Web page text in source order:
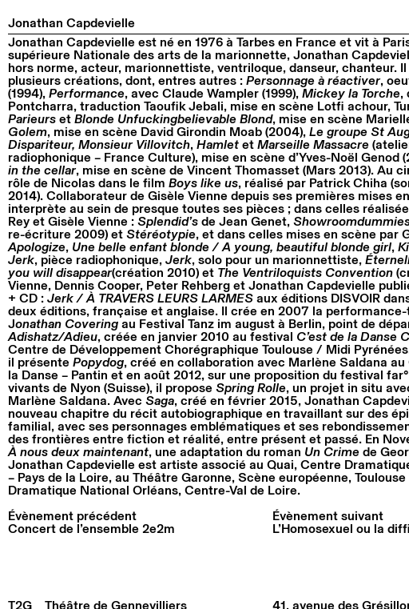
Jonathan Capdevielle
Jonathan Capdevielle est né en 1976 à Tarbes en France et vit à
supérieure Nationale des arts de la marionnette, Jonathan
hors norme, acteur, marionnettiste, ventriloque, danseur, chanteur.
plusieurs créations, dont, entres autres : Personnage à réactiver,
(1994), Performance, avec Claude Wampler (1999), Mickey la Torche,
Pontcharra, traduction Taoufik Jebali, mise en scène Lotfi achour,
Parieurs et Blonde Unfuckingbelievable Blond, mise en scène
Golem, mise en scène David Girondin Moab (2004), Le groupe St
Dispariteur, Monsieur Villovitch, Hamlet et Marseille Massacre
radiophonique – France Culture), mise en scène d’Yves-Noël Genod
in the cellar, mise en scène de Vincent Thomasset (Mars 2013). Au
rôle de Nicolas dans le film Boys like us, réalisé par Patrick Chiha
2014). Collaborateur de Gisèle Vienne depuis ses premières mises
interprète au sein de presque toutes ses pièces ; dans celles
Rey et Gisèle Vienne : Splendid’s de Jean Genet,
re-écriture 2009) et Stéréotypie, et dans celles mises en scène par
Apologize, Une belle enfant blonde / A young, beautiful blonde girl,
Jerk, pièce radiophonique, Jerk, solo pour un marionnettiste,
you will disappear(création 2010) et The Ventriloquists Convention
Vienne, Dennis Cooper, Peter Rehberg et Jonathan Capdevielle
+ CD : Jerk / À TRAVERS LEURS LARMES aux éditions DISVOIR
deux éditions, française et anglaise. Il crée en 2007 la
Jonathan Covering au Festival Tanz im august à Berlin, point de
Adishatz/Adieu, créée en janvier 2010 au festival C’est de la Danse
Centre de Développement Chorégraphique Toulouse / Midi
il présente Popydog, créé en collaboration avec Marlène Saldana
la Danse – Pantin et en août 2012, sur une proposition du festival
vivants de Nyon (Suisse), il propose Spring Rolle, un projet in situ
Marlène Saldana. Avec Saga, créé en février 2015, Jonathan
nouveau chapitre du récit autobiographique en travaillant sur des
familial, avec ses personnages emblématiques et ses
des frontières entre fiction et réalité, entre présent et passé. En
À nous deux maintenant, une adaptation du roman Un Crime de
Jonathan Capdevielle est artiste associé au Quai, Centre
– Pays de la Loire, au Théâtre Garonne, Scène européenne,
Dramatique National Orléans, Centre-Val de Loire.
Évènement précédent
Concert de l’ensemble 2e2m
Évènement suivant
L’Homosexuel ou la
T2G Théâtre de Gennevilliers 41, avenue des